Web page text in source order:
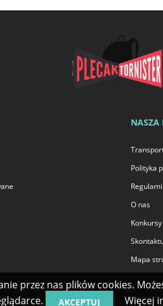
NASZA
Polityka
O nas
Konkursy
Mapa
przez nas plików cookies.
AKCEPTUJ Więcej